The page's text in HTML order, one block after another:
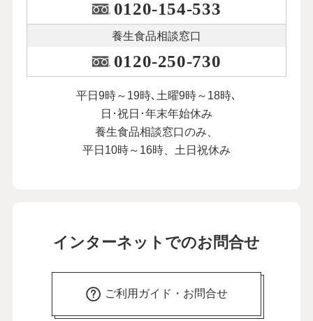
0120-154-533
養生食品相談窓口
0120-250-730
平日9時～19時､土曜9時～18時､
日･祝日･年末年始休み
養生食品相談窓口のみ、
平日10時～16時、土日祝休み
インターネットでのお問合せ
ご利用ガイド・お問合せ